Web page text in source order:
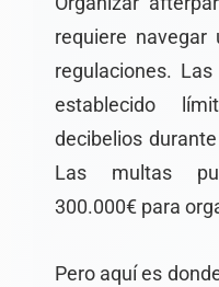
requiere
regulaciones.
establecido
decibelios
Las multas
300.000€ para
Pero aquí es